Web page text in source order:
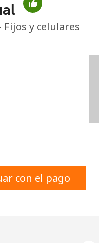
No se ha creado una
este sitio web, estoy de
y celulares
con el pago